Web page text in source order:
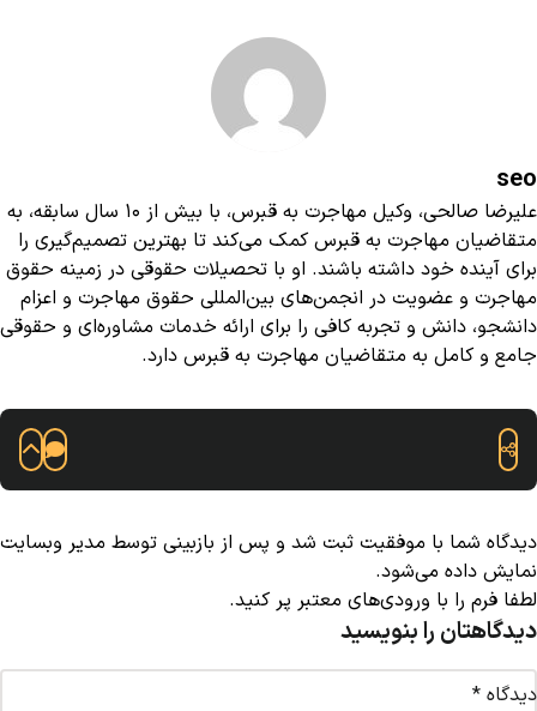
seo
علیرضا صالحی، وکیل مهاجرت به قبرس، با بیش از 10 سال سابقه، به
متقاضیان مهاجرت به قبرس کمک می‌کند تا بهترین تصمیم‌گیری را
برای آینده خود داشته باشند. او با تحصیلات حقوقی در زمینه حقوق
مهاجرت و عضویت در انجمن‌های بین‌المللی حقوق مهاجرت و اعزام
دانشجو، دانش و تجربه کافی را برای ارائه خدمات مشاوره‌ای و حقوقی
جامع و کامل به متقاضیان مهاجرت به قبرس دارد.
دیدگاه شما با موفقیت ثبت شد و پس از بازبینی توسط مدیر وبسایت
نمایش داده می‌شود.
لطفا فرم را با ورودی‌های معتبر پر کنید.
دیدگاهتان را بنویسید
دیدگاه *